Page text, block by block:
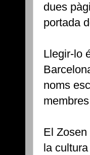
dues
portada
Llegir-lo
noms
El
la